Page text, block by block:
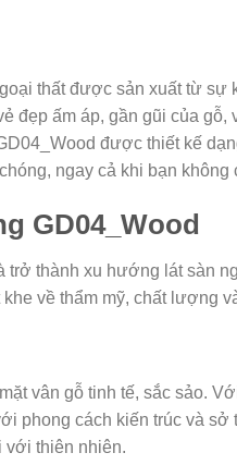
thất được sản xuất từ sự
đẹp ấm áp, gần gũi của
được thiết kế
ngay cả khi bạn không
GD04_Wood
thành xu hướng lát sàn
về thẩm mỹ, chất lượng
vân gỗ tinh tế, sắc sảo.
phong cách kiến trúc và sở
với thiên nhiên.